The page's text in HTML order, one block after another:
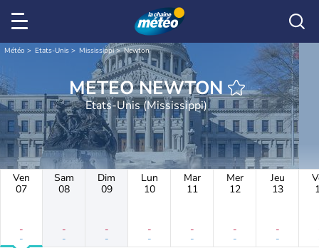
Météo Etats-Unis Mississippi Newton
METEO NEWTON
Etats-Unis (Mississippi)
Ven
07
-
-
Sam
08
-
-
Dim
09
-
-
Lun
10
-
-
Mar
11
-
-
Mer
12
-
-
Jeu
13
-
-